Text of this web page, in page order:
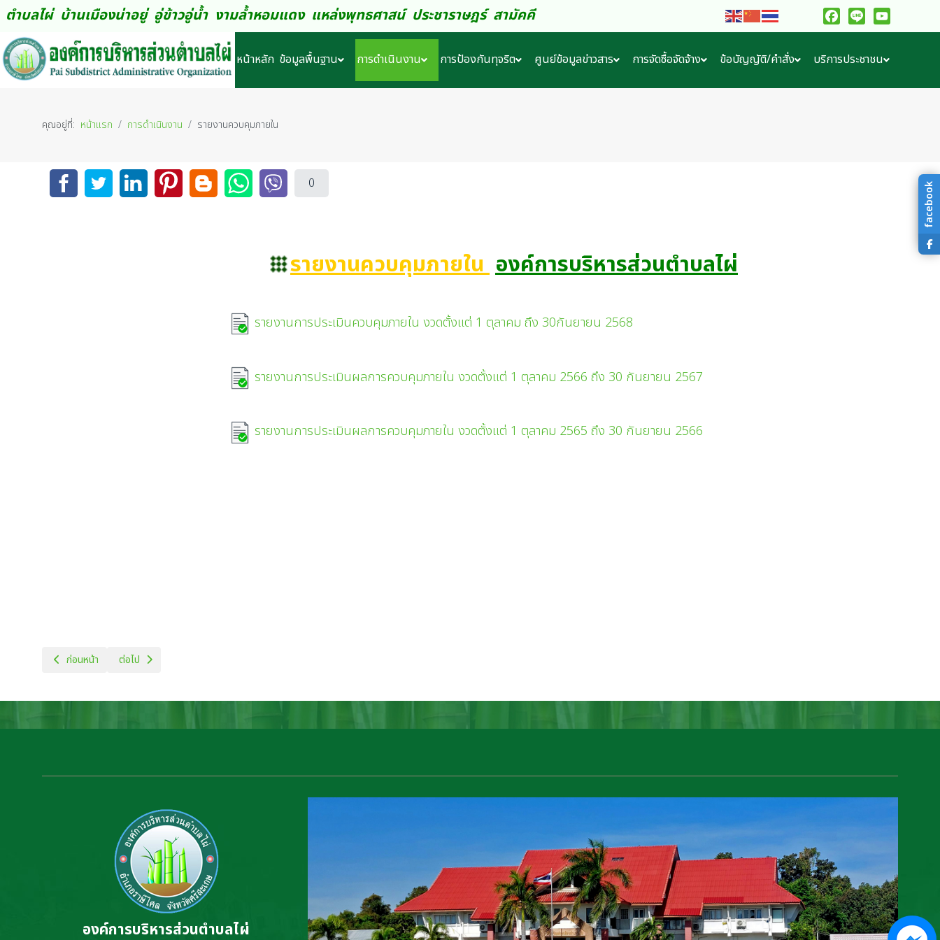
ตำบลไผ่ บ้านเมืองน่าอยู่ อู่ข้าวอู่น้ำ งามล้ำหอมแดง แหล่งพุทธศาสน์ ประชาราษฎร์ สามัคคี
Facebook
Line YouTube
หน้าหลัก ข้อมูลพื้นฐาน การดำเนินงาน การป้องกันทุจริต ศูนย์ข้อมูลข่าวสาร การจัดซื้อจัดจ้าง ข้อบัญญัติ/คำสั่ง บริการประชาชน
คุณอยู่ที่: หน้าแรก การดำเนินงาน รายงานควบคุมภายใน
0
รายงานควบคุมภายในองค์การบริหารส่วนตำบลไผ่
รายงานการประเมินควบคุมภายใน งวดตั้งแต่ 1 ตุลาคม ถึง 30กันยายน 2568
รายงานการประเมินผลการควบคุมภายใน งวดตั้งแต่ 1 ตุลาคม 2566 ถึง 30 กันยายน 2567
รายงานการประเมินผลการควบคุมภายใน งวดตั้งแต่ 1 ตุลาคม 2565 ถึง 30 กันยายน 2566
เนื้อหาก่อนหน้า: แผนพัฒนาท้องถิ่น
ก่อนหน้า เนื้อหาถัดไป: รายงานผลการดำเนินงาน
ต่อไป
facebook
องค์การบริหารส่วนตำบลไผ่